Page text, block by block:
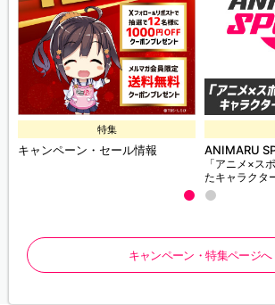
特集
キャンペーン・セール情報 ANIMARU
「アニメ×ス
たキャラクタ
キャンペーン・特集ページへ